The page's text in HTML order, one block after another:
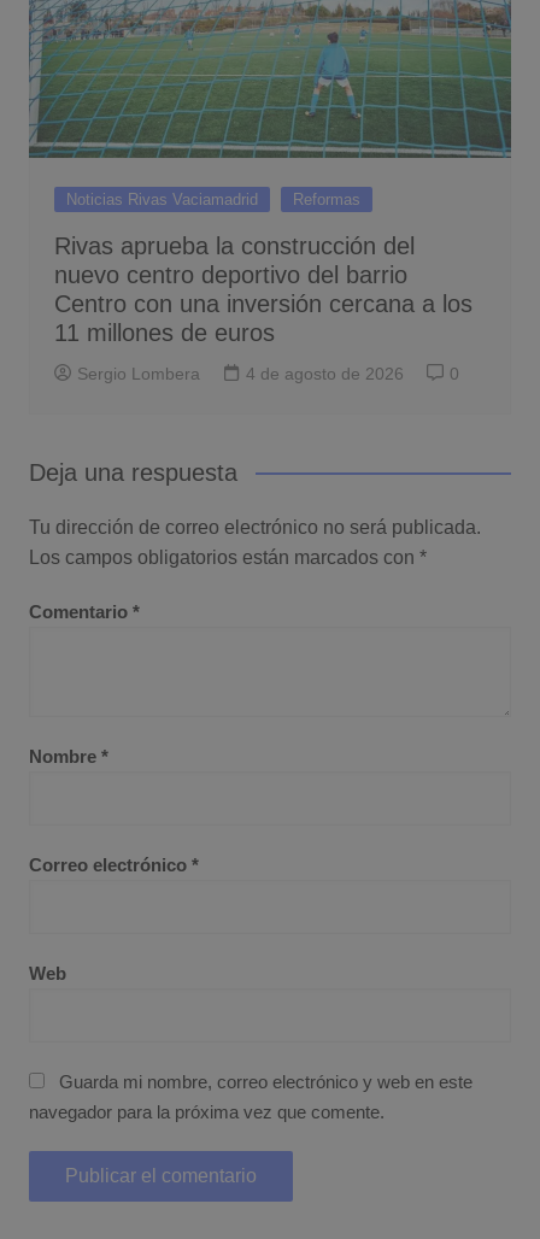
Noticias Rivas Vaciamadrid Reformas
Rivas aprueba la construcción del
nuevo centro deportivo del barrio
Centro con una inversión cercana a los
11 millones de euros
Sergio Lombera 4 de agosto de 2026 0
Deja una respuesta
Tu dirección de correo electrónico no será publicada.
Los campos obligatorios están marcados con *
Comentario *
Nombre *
Correo electrónico *
Web
Guarda mi nombre, correo electrónico y web en este
navegador para la próxima vez que comente.